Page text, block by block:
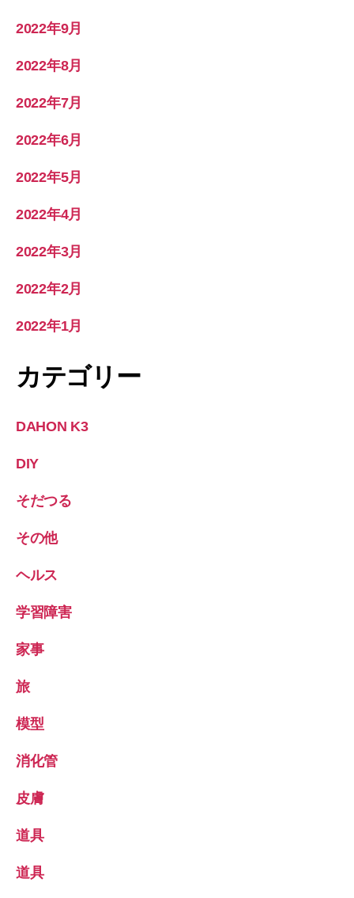
2022年9月
2022年8月
2022年7月
2022年6月
2022年5月
2022年4月
2022年3月
2022年2月
2022年1月
カテゴリー
DAHON K3
DIY
そだつる
その他
ヘルス
学習障害
家事
旅
模型
消化管
皮膚
道具
道具